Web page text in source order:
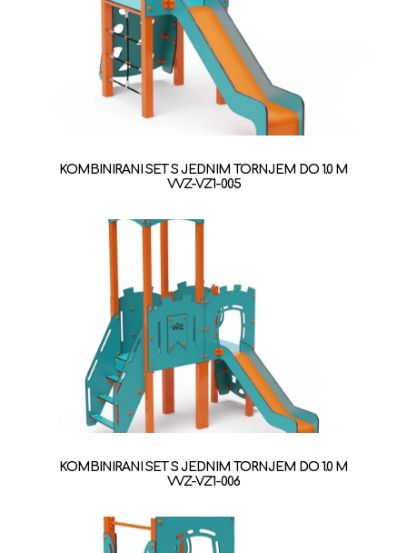
KOMBINIRANI SET S JEDNIM TORNJEM DO 1.0 M
VVZ-VZ1-005
KOMBINIRANI SET S JEDNIM TORNJEM DO 1.0 M
VVZ-VZ1-006